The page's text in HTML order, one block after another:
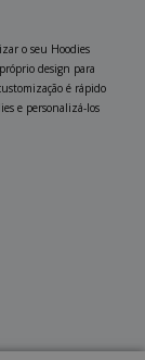
o seu Hoodies
design para
é rápido
e personalizá-los